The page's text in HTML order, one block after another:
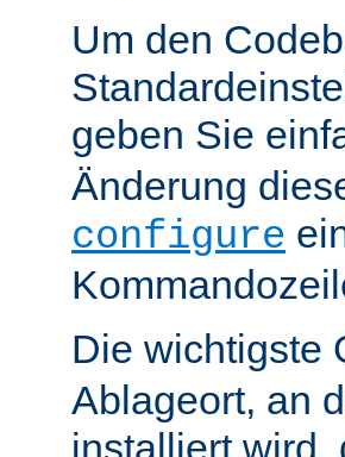
Um den
geben Sie
Änderung
configure
Die wichtigste
Ablageort, an
installiert wird,